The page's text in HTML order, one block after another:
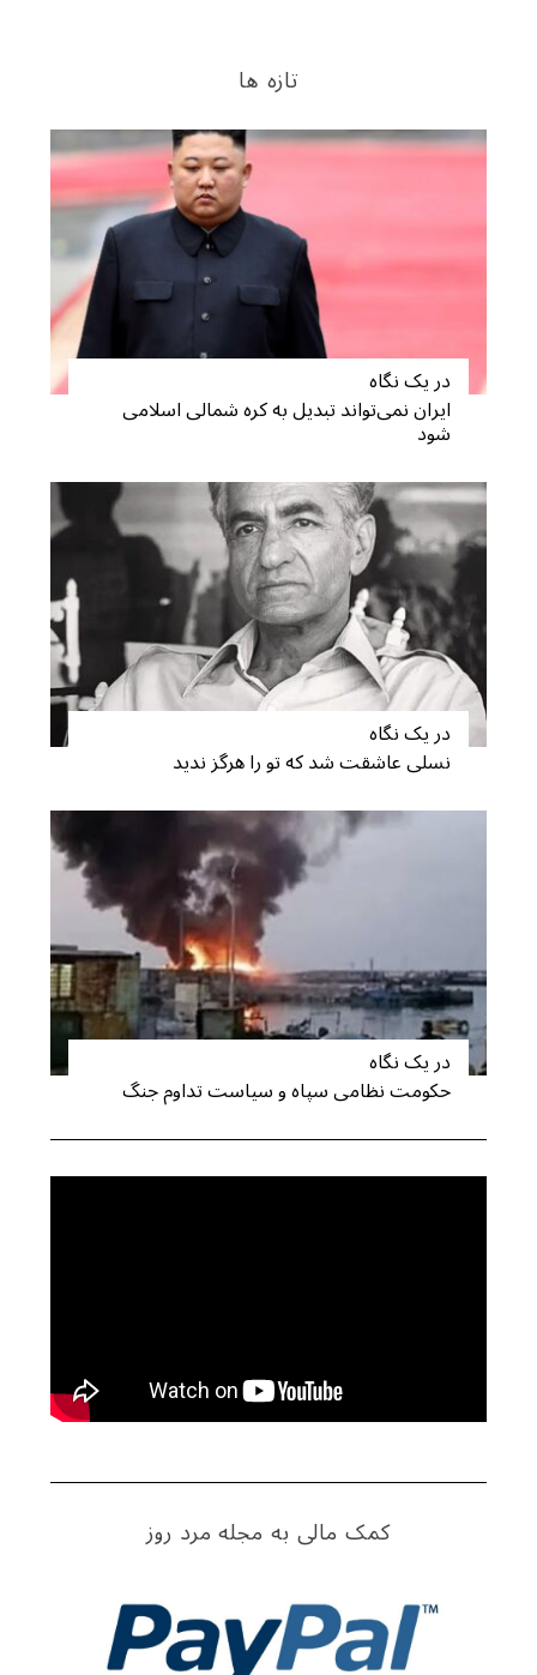
تازه ها
در یک نگاه
ایران نمی‌تواند تبدیل به کره شمالی اسلامی
شود
در یک نگاه
نسلی عاشقت شد که تو را هرگز ندید
در یک نگاه
حکومت نظامی سپاه و سیاست تداوم جنگ
کمک مالی به مجله مرد روز
h
o